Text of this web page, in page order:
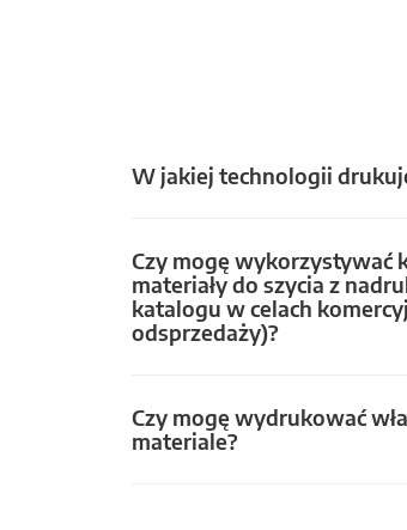
W jakiej technologii
Czy mogę wykorzystywać
materiały do szycia z
katalogu w celach
odsprzedaży)?
Czy mogę wydrukować
materiale?